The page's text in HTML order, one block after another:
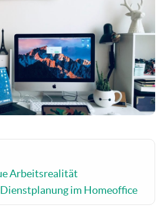
Arbeitsrealität
im Homeoffice